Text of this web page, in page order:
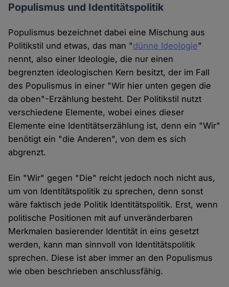
Populismus und Identitätspolitik
Populismus bezeichnet dabei eine Mischung aus
Politikstil und etwas, das man "dünne Ideologie"
nennt, also einer Ideologie, die nur einen
begrenzten ideologischen Kern besitzt, der im Fall
des Populismus in einer "Wir hier unten gegen die
da oben"-Erzählung besteht. Der Politikstil nutzt
verschiedene Elemente, wobei eines dieser
Elemente eine Identitätserzählung ist, denn ein "Wir"
benötigt ein "die Anderen", von dem es sich
abgrenzt.
Ein "Wir" gegen "Die" reicht jedoch noch nicht aus,
um von Identitätspolitik zu sprechen, denn sonst
wäre faktisch jede Politik Identitätspolitik. Erst, wenn
politische Positionen mit auf unveränderbaren
Merkmalen basierender Identität in eins gesetzt
werden, kann man sinnvoll von Identitätspolitik
sprechen. Diese ist aber immer an den Populismus
wie oben beschrieben anschlussfähig.